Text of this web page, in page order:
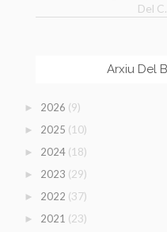
Del
Arxiu Del
► 2026 (9)
► 2025 (10)
► 2024 (18)
► 2023 (29)
► 2022 (37)
► 2021 (23)